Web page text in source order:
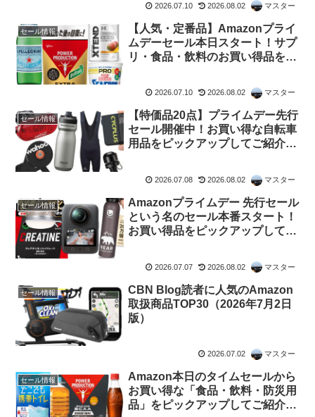
2026.07.10 2026.08.02 マスター
セール情報
【人気・定番品】Amazonプライ
ムデーセール本日スタート！サプ
リ・食品・飲料のお買い得品をピ
2026.07.10 2026.08.02 マスター
セール情報
【特価品20点】プライムデー先行
セール開催中！お買い得な自転車
用品をピックアップしてご紹介し
2026.07.08 2026.08.02 マスター
セール情報
Amazonプライムデー 先行セール
という名のセール本番スタート！
お買い得品をピックアップしてご
2026.07.07 2026.08.02 マスター
セール情報
CBN Blog読者に人気のAmazon
取扱商品TOP30（2026年7月2日
版）
2026.07.02 マスター
セール情報
Amazon本日のタイムセールから
お買い得な「食品・飲料・防災用
品」をピックアップしてご紹介し